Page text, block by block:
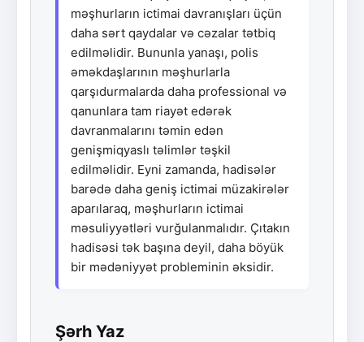
məşhurların ictimai davranışları üçün
daha sərt qaydalar və cəzalar tətbiq
edilməlidir. Bununla yanaşı, polis
əməkdaşlarının məşhurlarla
qarşıdurmalarda daha professional və
qanunlara tam riayət edərək
davranmalarını təmin edən
genişmiqyaslı təlimlər təşkil
edilməlidir. Eyni zamanda, hadisələr
barədə daha geniş ictimai müzakirələr
aparılaraq, məşhurların ictimai
məsuliyyətləri vurğulanmalıdır. Çıtakın
hadisəsi tək başına deyil, daha böyük
bir mədəniyyət probleminin əksidir.
Şərh Yaz